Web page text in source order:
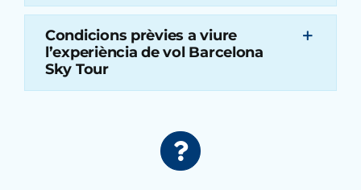
Condicions prèvies a viure
l’experiència de vol Barcelona
Sky Tour